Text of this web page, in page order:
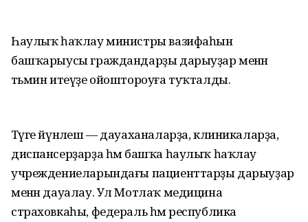
Һаулыҡ һаҡлау министры вазифаһын
башҡарыусы граждан­дарҙы дарыуҙар менән
тәьмин итеүҙе ойоштороуға туҡталды.
Тәүге йүнәлеш — дауаха­наларҙа, клиникаларҙа,
диспан­серҙарҙа һәм башҡа һаулыҡ һаҡлау
учреж­дение­ларын­дағы пациенттарҙы дарыуҙар
менән дауалау. Ул Мотлаҡ медицина
страховкаһы, федераль һәм республика